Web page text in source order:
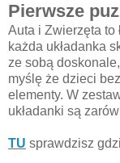
Pierwsze
Auta i Zwierzęta to
każda układanka
ze sobą
myślę że dzieci
elementy. W
układanki są
TU sprawdzisz